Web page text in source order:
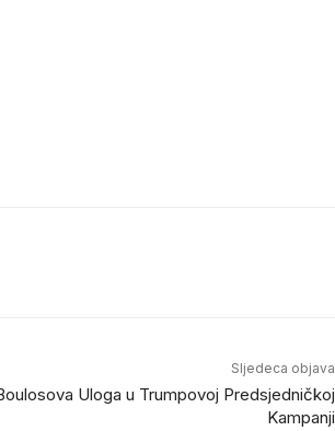
Sljedeca objava
Uloga u Trumpovoj Predsjedničkoj
Kampanji